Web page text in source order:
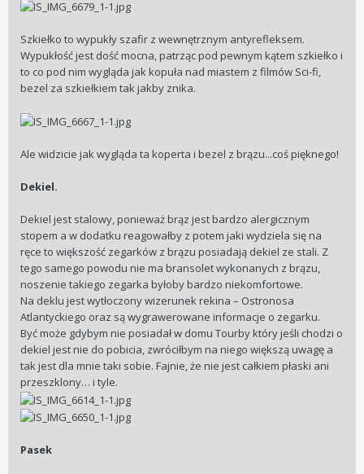
Szkiełko to wypukły szafir z wewnętrznym antyrefleksem.
Wypukłość jest dość mocna, patrząc pod pewnym kątem szkiełko i
to co pod nim wygląda jak kopuła nad miastem z filmów Sci-fi,
bezel za szkiełkiem tak jakby znika.
Ale widzicie jak wygląda ta koperta i bezel z brązu...coś pięknego!
Dekiel.
Dekiel jest stalowy, ponieważ brąz jest bardzo alergicznym
stopem a w dodatku reagowałby z potem jaki wydziela się na
ręce to większość zegarków z brązu posiadają dekiel ze stali. Z
tego samego powodu nie ma bransolet wykonanych z brązu,
noszenie takiego zegarka byłoby bardzo niekomfortowe.
Na deklu jest wytłoczony wizerunek rekina – Ostronosa
Atlantyckiego oraz są wygrawerowane informacje o zegarku.
Być może gdybym nie posiadał w domu Tourby który jeśli chodzi o
dekiel jest nie do pobicia, zwróciłbym na niego większą uwagę a
tak jest dla mnie taki sobie. Fajnie, że nie jest całkiem płaski ani
przeszklony… i tyle.
Pasek